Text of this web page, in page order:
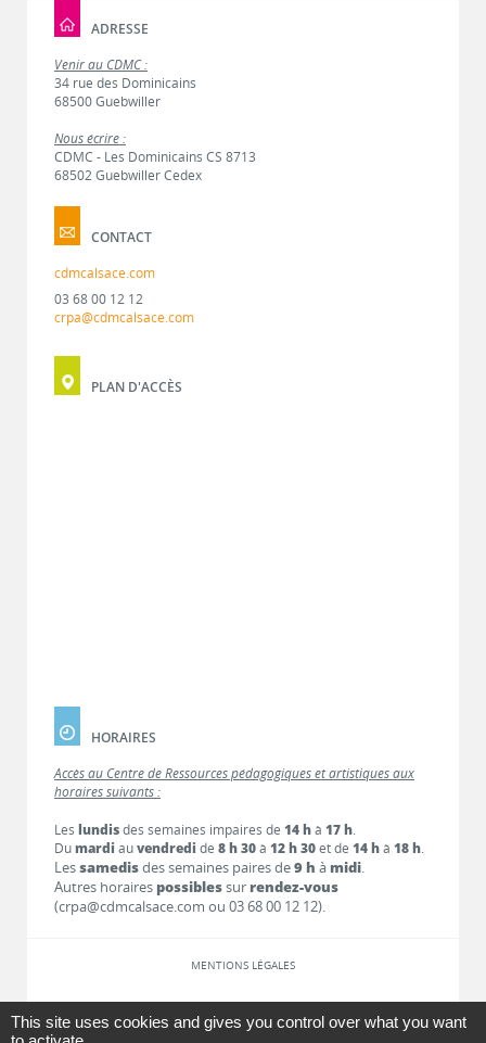
ADRESSE
Venir au CDMC :
34 rue des Dominicains
68500 Guebwiller
Nous écrire :
CDMC - Les Dominicains CS 8713
68502 Guebwiller Cedex
CONTACT
cdmcalsace.com
03 68 00 12 12
crpa@cdmcalsace.com
PLAN D'ACCÈS
HORAIRES
Accès au Centre de Ressources pédagogiques et artistiques aux
horaires suivants :
Les lundisdes semaines impaires de 14 hà 17 h.
Dumardi auvendredi de 8 h 30à 12 h 30et de 14 hà 18 h.
Lessamedisdes semaines paires de9 h à midi.
Autres horaires possiblessur rendez-vous
(crpa@cdmcalsace.com ou 03 68 00 12 12).
MENTIONS LÉGALES
LIENS
This site uses cookies and gives you control over what you want